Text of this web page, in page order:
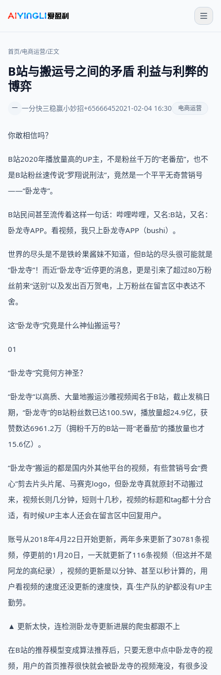
首页/电商运营/正文
B站与搬运号之间的矛盾 利益与利弊的
博弈
一 一分快三稳赢小妙招+65666452021-02-04 16:30 电商运营
你敢相信吗？
B站2020年播放量高的UP主，不是粉丝千万的“老番茄”，也不
是B站粉丝速传说“罗翔说刑法”，竟然是一个平平无奇营销号
——“卧龙寺”。
B站民间甚至流传着这样一句话：哔哩哔哩，又名:B站，又名：
卧龙寺APP。看视频，我只上卧龙寺APP（bushi）。
世界的尽头是不是铁岭果酱妹不知道，但B站的尽头很可能就是
“卧龙寺”！而近“卧龙寺”近停更的消息，更是引来了超过80万粉
丝前来“送别”以及发出百万贺电，上万粉丝在留言区中表达不
舍。
这“卧龙寺”究竟是什么神仙搬运号？
01
“卧龙寺”究竟何方神圣？
“卧龙寺”以高质、大量地搬运沙雕视频闻名于B站，截止发稿日
期，“卧龙寺”的B站粉丝数已达100.5W，播放量超24.9亿，获
赞数达6961.2万（拥粉千万的B站一哥“老番茄”的播放量也才
15.6亿）。
“卧龙寺”搬运的都是国内外其他平台的视频，有些营销号会“费
心”剪去片头片尾、马赛克logo，但卧龙寺真就原封不动搬过
来，视频长则几分钟，短则十几秒，视频的标题和tag都十分合
适，有时候UP主本人还会在留言区中回复用户。
账号从2018年4月22日开始更新，两年多来更新了30781条视
频，停更前的1月20日，一天就更新了116条视频（但这并不是
阿龙的高纪录），视频的更新是以分钟、甚至以秒计算的，用
户看视频的速度还没更新的速度快，真·生产队的驴都没有UP主
勤劳。
▲ 更新太快，连检测卧龙寺更新进展的爬虫都跟不上
在B站的推荐模型变成算法推荐后，只要无意中点中卧龙寺的视
频，用户的首页推荐很快就会被卧龙寺的视频淹没，有很多没